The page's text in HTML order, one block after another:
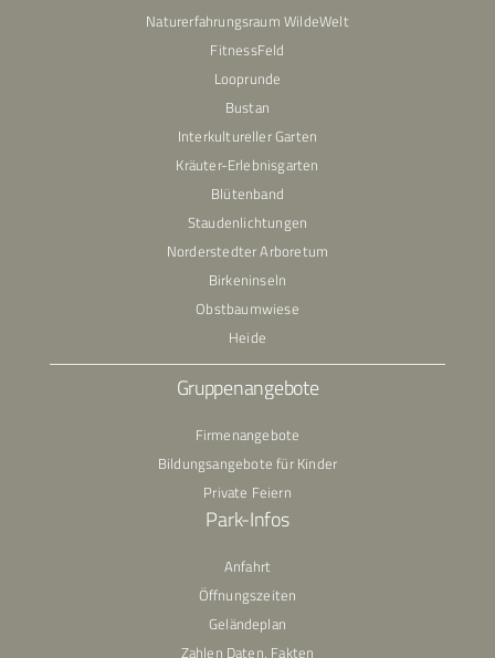
Naturerfahrungsraum WildeWelt
FitnessFeld
Looprunde
Bustan
Interkultureller Garten
Kräuter-Erlebnisgarten
Blütenband
Staudenlichtungen
Norderstedter Arboretum
Birkeninseln
Obstbaumwiese
Heide
Gruppenangebote
Firmenangebote
Bildungsangebote für Kinder
Private Feiern
Park-Infos
Anfahrt
Öffnungszeiten
Geländeplan
Zahlen Daten, Fakten